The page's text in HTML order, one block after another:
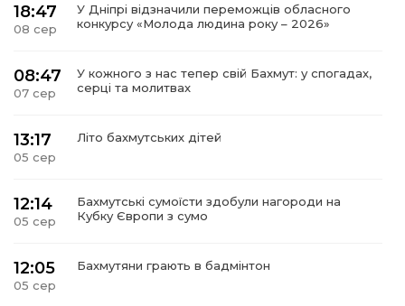
18:47
08 сер
У Дніпрі відзначили переможців обласного
конкурсу «Молода людина року – 2026»
08:47
07 сер
У кожного з нас тепер свій Бахмут: у спогадах,
серці та молитвах
13:17
05 сер
Літо бахмутських дітей
12:14
05 сер
Бахмутські сумоїсти здобули нагороди на
Кубку Європи з сумо
12:05
05 сер
Бахмутяни грають в бадмінтон